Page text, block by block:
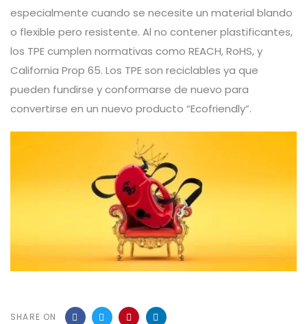
especialmente cuando se necesite un material blando
o flexible pero resistente. Al no contener plastificantes,
los TPE cumplen normativas como REACH, RoHS, y
California Prop 65. Los TPE son reciclables ya que
pueden fundirse y conformarse de nuevo para
convertirse en un nuevo producto “Ecofriendly”.
SHARE ON